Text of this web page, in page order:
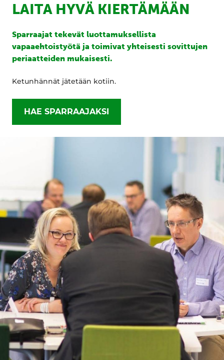
LAITA HYVÄ KIERTÄMÄÄN
Sparraajat tekevät luottamuksellista
vapaaehtoistyötä ja toimivat yhteisesti sovittujen
periaatteiden mukaisesti.
Ketunhännät jätetään kotiin.
HAE SPARRAAJAKSI